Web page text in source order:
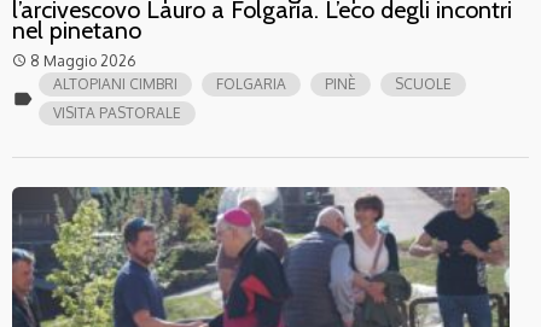
l’arcivescovo Lauro a Folgaria. L’eco degli incontri
nel pinetano
access_time 8 Maggio 2026
label
ALTOPIANI CIMBRI FOLGARIA PINÈ
SCUOLE
VISITA PASTORALE